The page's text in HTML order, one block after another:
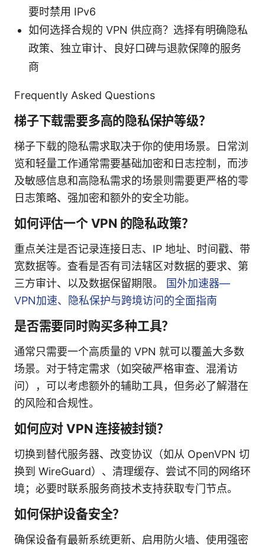
要时禁用 IPv6
如何选择合规的 VPN 供应商？选择有明确隐私
政策、独立审计、良好口碑与退款保障的服务
商
Frequently Asked Questions
梯子下载需要多高的隐私保护等级？
梯子下载的隐私需求取决于你的使用场景。日常浏
览和轻量工作通常需要基础加密和日志控制，而涉
及敏感信息和高隐私需求的场景则需要更严格的零
日志策略、强加密和额外的安全功能。
如何评估一个 VPN 的隐私政策？
重点关注是否记录连接日志、IP 地址、时间戳、带
宽数据等。查看是否有司法辖区对数据的要求、第
三方审计、以及数据保留期限。
国外加速器—
VPN加速、隐私保护与跨境访问的全面指南
是否需要同时购买多种工具？
通常只需要一个高质量的 VPN 就可以覆盖大多数
场景。对于特定需求（如突破严格审查、混淆访
问），可以考虑额外的辅助工具，但务必了解潜在
的风险和合规性。
如何应对 VPN 连接被封锁？
切换到替代服务器、改变协议（如从 OpenVPN 切
换到 WireGuard）、清理缓存、尝试不同的网络环
境；必要时联系服务商技术支持获取专门节点。
如何保护设备安全？
确保设备有最新系统更新、启用防火墙、使用强密